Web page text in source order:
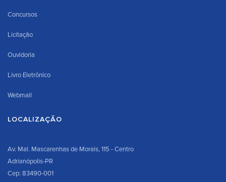
Concursos
Licitação
Ouvidoria
Livro Eletrônico
Webmail
LOCALIZAÇÃO
Av. Mal. Mascarenhas de Morais, 115 - Centro
Adrianópolis-PR
Cep: 83490-001